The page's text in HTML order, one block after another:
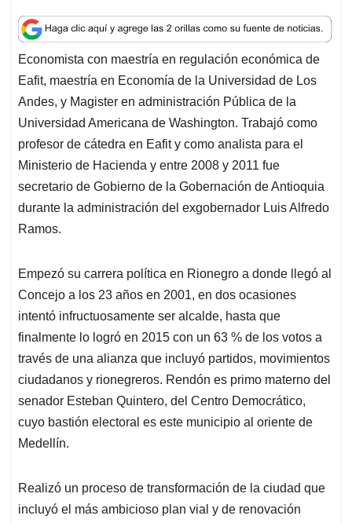
a
t
s
A
p
p
c
e
b
o
o
k
n
k
e
d
I
n
a
i
l
r
e
a
d
s
Economista con maestría en regulación económica de
Eafit, maestría en Economía de la Universidad de Los
Andes, y Magister en administración Pública de la
Universidad Americana de Washington. Trabajó como
profesor de cátedra en Eafit y como analista para el
Ministerio de Hacienda y entre 2008 y 2011 fue
secretario de Gobierno de la Gobernación de Antioquia
durante la administración del exgobernador Luis Alfredo
Ramos.
Empezó su carrera política en Rionegro a donde llegó al
Concejo a los 23 años en 2001, en dos ocasiones
intentó infructuosamente ser alcalde, hasta que
finalmente lo logró en 2015 con un 63 % de los votos a
través de una alianza que incluyó partidos, movimientos
ciudadanos y rionegreros. Rendón es primo materno del
senador Esteban Quintero, del Centro Democrático,
cuyo bastión electoral es este municipio al oriente de
Medellín.
Realizó un proceso de transformación de la ciudad que
incluyó el más ambicioso plan vial y de renovación